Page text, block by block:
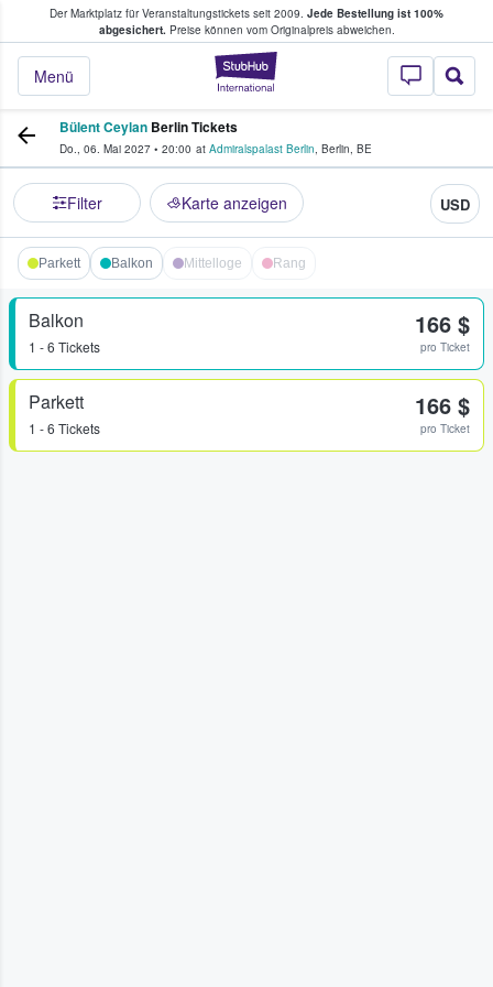
Der Marktplatz für Veranstaltungstickets seit 2009. Jede Bestellung ist 100%
abgesichert.Preise können vom Originalpreis abweichen.
StubHub - Wo
Menü
Tickets kaufen & verkaufen
Bülent Ceylan Berlin Tickets
Do., 06. Mai 2027 • 20:00 at Admiralspalast Berlin, Berlin, BE
Filter Karte anzeigen USD
Parkett Balkon Mittelloge Rang
Balkon
1 - 6 Tickets
166 $
pro Ticket
Parkett
1 - 6 Tickets
166 $
pro Ticket